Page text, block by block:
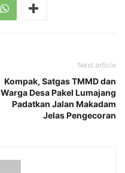
Next article
Kompak, Satgas TMMD dan
Warga Desa Pakel Lumajang
Padatkan Jalan Makadam
Jelas Pengecoran